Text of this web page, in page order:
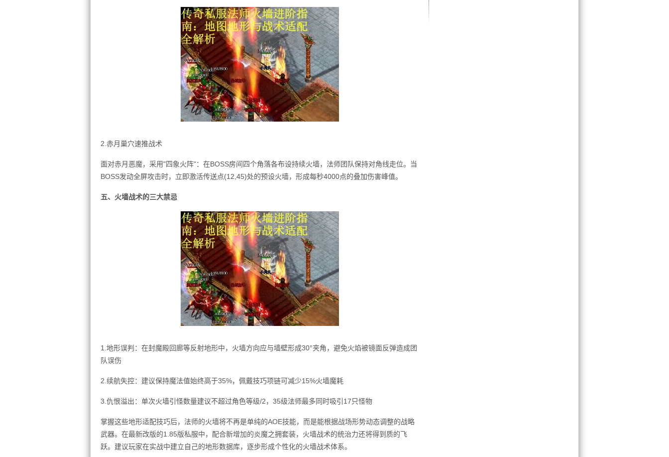
2.赤月巢穴速推战术
面对赤月恶魔，采用"四象火阵"：在BOSS房间四个角落各布设持续火墙，法师团队保持对角线走位。当
BOSS发动全屏攻击时，立即激活传送点(12,45)处的预设火墙，形成每秒4000点的叠加伤害峰值。
五、火墙战术的三大禁忌
1.地形误判：在封魔殿回廊等反射地形中，火墙方向应与墙壁形成30°夹角，避免火焰被镜面反弹造成团
队误伤
2.续航失控：建议保持魔法值始终高于35%，佩戴技巧项链可减少15%火墙魔耗
3.仇恨溢出：单次火墙引怪数量建议不超过角色等级/2，35级法师最多同时吸引17只怪物
掌握这些地形适配技巧后，法师的火墙将不再是单纯的AOE技能，而是能根据战场形势动态调整的战略
武器。在最新改版的1.85版私服中，配合新增加的炎魔之拥套装，火墙战术的统治力还将得到质的飞
跃。建议玩家在实战中建立自己的地形数据库，逐步形成个性化的火墙战术体系。